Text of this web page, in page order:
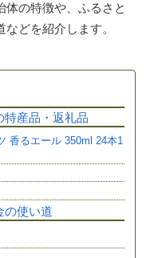
体の特徴や、ふるさと
どを紹介します。
特産品・返礼品
香るエール 350ml 24本1
の使い道